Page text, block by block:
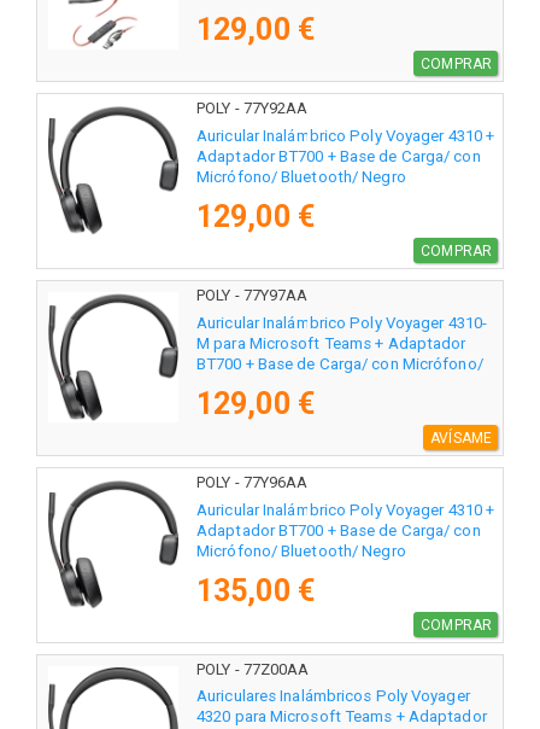
129,00 €
COMPRAR
POLY - 77Y92AA
Auricular Inalámbrico Poly Voyager 4310 +
Adaptador BT700 + Base de Carga/ con
Micrófono/ Bluetooth/ Negro
129,00 €
COMPRAR
POLY - 77Y97AA
Auricular Inalámbrico Poly Voyager 4310-
M para Microsoft Teams + Adaptador
BT700 + Base de Carga/ con Micrófono/
129,00 €
AVÍSAME
POLY - 77Y96AA
Auricular Inalámbrico Poly Voyager 4310 +
Adaptador BT700 + Base de Carga/ con
Micrófono/ Bluetooth/ Negro
135,00 €
COMPRAR
POLY - 77Z00AA
Auriculares Inalámbricos Poly Voyager
4320 para Microsoft Teams + Adaptador